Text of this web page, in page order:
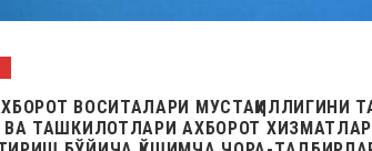
ВОСИТАЛАРИ МУСТАҚИЛЛИГИНИ
ВА ТАШКИЛОТЛАРИ АХБОРОТ